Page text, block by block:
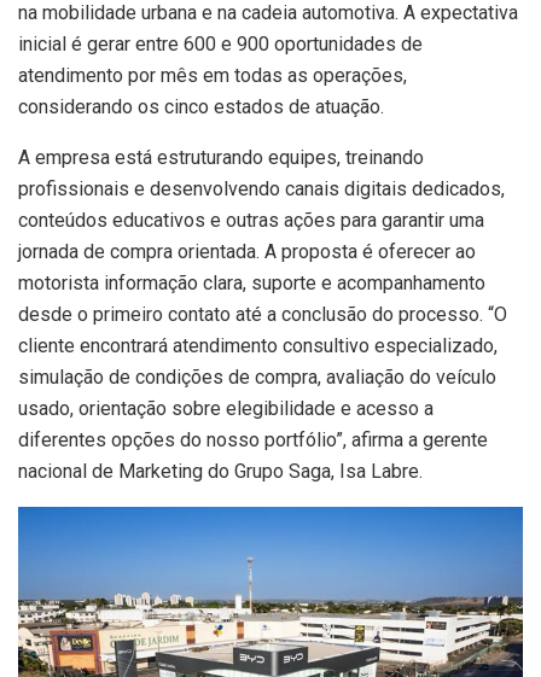
na mobilidade urbana e na cadeia automotiva. A expectativa
inicial é gerar entre 600 e 900 oportunidades de
atendimento por mês em todas as operações,
considerando os cinco estados de atuação.
A empresa está estruturando equipes, treinando
profissionais e desenvolvendo canais digitais dedicados,
conteúdos educativos e outras ações para garantir uma
jornada de compra orientada. A proposta é oferecer ao
motorista informação clara, suporte e acompanhamento
desde o primeiro contato até a conclusão do processo. “O
cliente encontrará atendimento consultivo especializado,
simulação de condições de compra, avaliação do veículo
usado, orientação sobre elegibilidade e acesso a
diferentes opções do nosso portfólio”, afirma a gerente
nacional de Marketing do Grupo Saga, Isa Labre.